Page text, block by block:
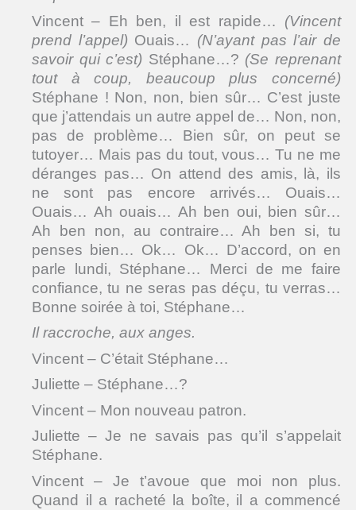
Vincent – Eh ben, il est rapide… (Vincent
prend l’appel) Ouais… (N’ayant pas l’air de
savoir qui c’est) Stéphane…? (Se reprenant
tout à coup, beaucoup plus concerné)
Stéphane ! Non, non, bien sûr… C’est juste
que j’attendais un autre appel de… Non, non,
pas de problème… Bien sûr, on peut se
tutoyer… Mais pas du tout, vous… Tu ne me
déranges pas… On attend des amis, là, ils
ne sont pas encore arrivés… Ouais…
Ouais… Ah ouais… Ah ben oui, bien sûr…
Ah ben non, au contraire… Ah ben si, tu
penses bien… Ok… Ok… D’accord, on en
parle lundi, Stéphane… Merci de me faire
confiance, tu ne seras pas déçu, tu verras…
Bonne soirée à toi, Stéphane…
Il raccroche, aux anges.
Vincent – C’était Stéphane…
Juliette – Stéphane…?
Vincent – Mon nouveau patron.
Juliette – Je ne savais pas qu’il s’appelait
Stéphane.
Vincent – Je t’avoue que moi non plus.
Quand il a racheté la boîte, il a commencé